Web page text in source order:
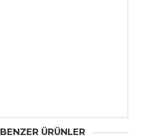
BENZER ÜRÜNLER